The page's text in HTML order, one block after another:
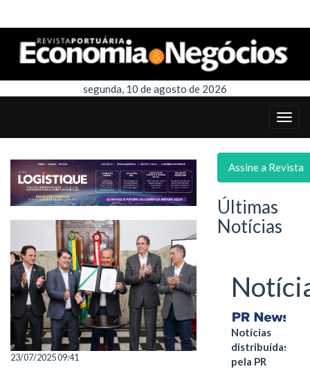
segunda, 10 de agosto de 2026
23/07/2025 09:41
Assine a Revista
Últimas
Notícias
Notícias
distribuídas
pela PR